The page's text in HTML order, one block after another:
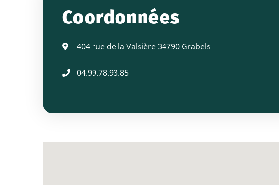
Coiffure
et
Coordonnées
404 rue de la Valsière 34790 Grabels
04.99.78.93.85